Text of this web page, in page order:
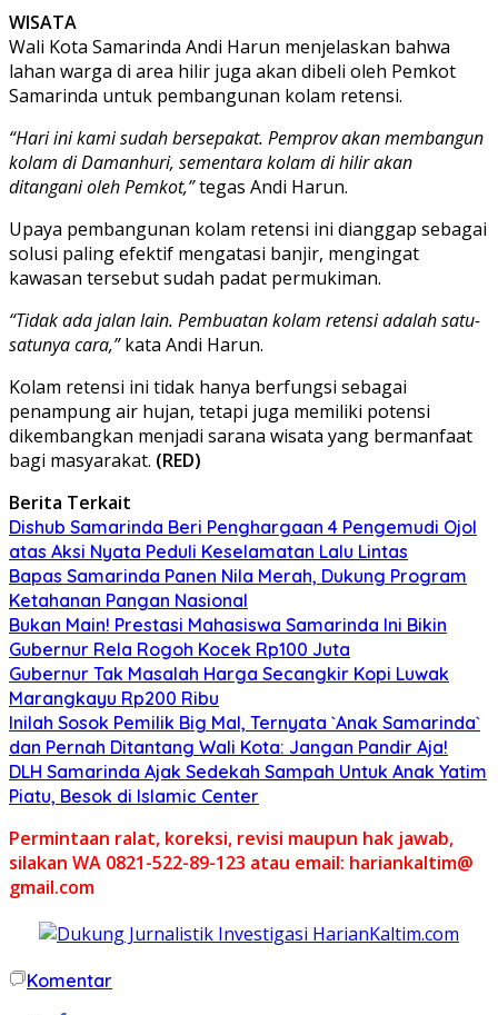
WISATA
Wali Kota Samarinda Andi Harun menjelaskan bahwa
lahan warga di area hilir juga akan dibeli oleh Pemkot
Samarinda untuk pembangunan kolam retensi.
“Hari ini kami sudah bersepakat. Pemprov akan membangun
kolam di Damanhuri, sementara kolam di hilir akan
ditangani oleh Pemkot,”tegas Andi Harun.
Upaya pembangunan kolam retensi ini dianggap sebagai
solusi paling efektif mengatasi banjir, mengingat
kawasan tersebut sudah padat permukiman.
“Tidak ada jalan lain. Pembuatan kolam retensi adalah satu-
satunya cara,”kata Andi Harun.
Kolam retensi ini tidak hanya berfungsi sebagai
penampung air hujan, tetapi juga memiliki potensi
dikembangkan menjadi sarana wisata yang bermanfaat
bagi masyarakat. (RED)
Berita Terkait
Dishub Samarinda Beri Penghargaan 4 Pengemudi Ojol
atas Aksi Nyata Peduli Keselamatan Lalu Lintas
Bapas Samarinda Panen Nila Merah, Dukung Program
Ketahanan Pangan Nasional
Bukan Main! Prestasi Mahasiswa Samarinda Ini Bikin
Gubernur Rela Rogoh Kocek Rp100 Juta
Gubernur Tak Masalah Harga Secangkir Kopi Luwak
Marangkayu Rp200 Ribu
Inilah Sosok Pemilik Big Mal, Ternyata `Anak Samarinda`
dan Pernah Ditantang Wali Kota: Jangan Pandir Aja!
DLH Samarinda Ajak Sedekah Sampah Untuk Anak Yatim
Piatu, Besok di Islamic Center
Permintaan ralat, koreksi, revisi maupun hak jawab,
silakan WA 0821-522-89-123 atau email: hariankaltim@
gmail.com
Komentar